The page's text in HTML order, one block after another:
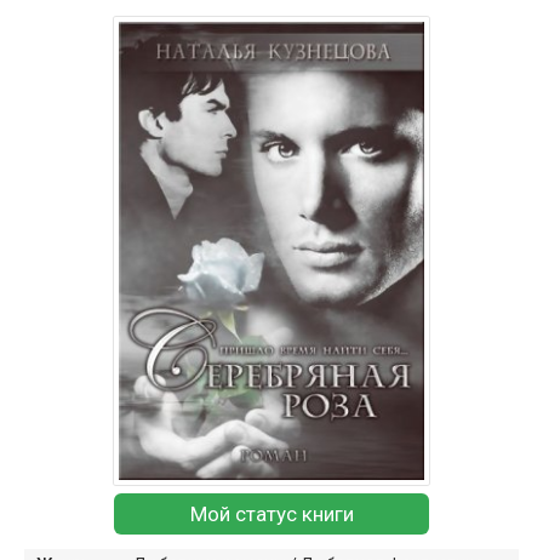
Мой статус книги